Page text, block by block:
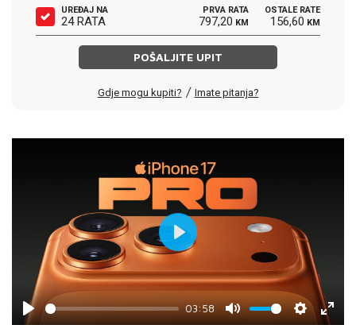
UREĐAJ NA
24 RATA
PRVA RATA
797,20 KM
OSTALE RATE
156,60 KM
POŠALJITE UPIT
Gdje mogu kupiti? / Imate pitanja?
03:58
Play